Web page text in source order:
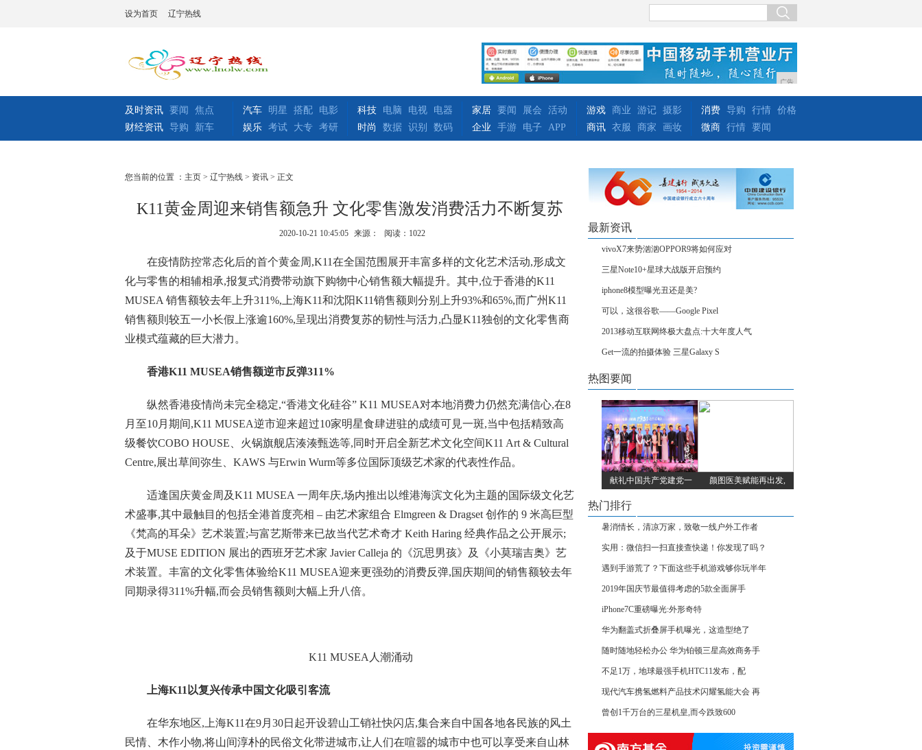
设为首页 辽宁热线
广告
及时资讯 要闻
焦点
财经资讯 导购 新车
汽车 明星 搭配
电影
娱乐 考试 大专 考研
科技 电脑 电视
电器
时尚
数据 识别 数码
家居 要闻 展会
活动
企业
手游 电子 APP
游戏 商业 游记 摄影
商讯 衣服 商家 画妆
消费 导购 行情 价格
微商 行情 要闻
您当前的位置 ： 主页 > 辽宁热线 > 资讯 > 正文
K11黄金周迎来销售额急升 文化零售激发消费活力不断复苏
2020-10-21 10:45:05 来源： 阅读：1022
在疫情防控常态化后的首个黄金周,K11在全国范围展开丰富多样的文化艺术活动,形成文
化与零售的相辅相承,报复式消费带动旗下购物中心销售额大幅提升。其中,位于香港的K11
MUSEA 销售额较去年上升311%,上海K11和沈阳K11销售额则分别上升93%和65%,而广州K11
销售额則较五一小长假上涨逾160%,呈现出消费复苏的韧性与活力,凸显K11独创的文化零售商
业模式蕴藏的巨大潜力。
香港K11 MUSEA销售额逆市反弹311%
纵然香港疫情尚未完全稳定,“香港文化硅谷” K11 MUSEA对本地消费力仍然充满信心,在8
月至10月期间,K11 MUSEA逆市迎来超过10家明星食肆进驻的成绩可見一斑,当中包括精致高
级餐饮COBO HOUSE、火锅旗舰店湊湊甄选等,同时开启全新艺术文化空间K11 Art & Cultural
Centre,展出草间弥生、KAWS 与Erwin Wurm等多位国际顶级艺术家的代表性作品。
适逢国庆黄金周及K11 MUSEA 一周年庆,场内推出以维港海滨文化为主题的国际级文化艺
术盛事,其中最触目的包括全港首度亮相 – 由艺术家组合 Elmgreen & Dragset 创作的 9 米高巨型
《梵高的耳朵》艺术装置;与富艺斯带来已故当代艺术奇才 Keith Haring 经典作品之公开展示;
及于MUSE EDITION 展出的西班牙艺术家 Javier Calleja 的《沉思男孩》及《小莫瑞吉奥》艺
术装置。丰富的文化零售体验给K11 MUSEA迎来更强劲的消费反弹,国庆期间的销售额较去年
同期录得311%升幅,而会员销售额则大幅上升八倍。
K11 MUSEA人潮涌动
上海K11以复兴传承中国文化吸引客流
在华东地区,上海K11在9月30日起开设碧山工销社快闪店,集合来自中国各地各民族的风土
民情、木作小物,将山间淳朴的民俗文化带进城市,让人们在喧嚣的城市中也可以享受来自山林
最新资讯
vivoX7来势汹汹OPPOR9将如何应对
三星Note10+星球大战版开启预约
iphone8模型曝光丑还是美?
可以，这很谷歌——Google Pixel
2013移动互联网终极大盘点:十大年度人气
Get一流的拍摄体验 三星Galaxy S
热图要闻
献礼中国共产党建党一 颜图医美赋能再出发,
热门排行
暑消情长，清凉万家，致敬一线户外工作者
实用：微信扫一扫直接查快递！你发现了吗？
遇到手游荒了？下面这些手机游戏够你玩半年
2019年国庆节最值得考虑的5款全面屏手
iPhone7C重磅曝光:外形奇特
华为翻盖式折叠屏手机曝光，这造型绝了
随时随地轻松办公 华为铂顿三星高效商务手
不足1万，地球最强手机HTC11发布，配
现代汽车携氢燃料产品技术闪耀氢能大会 再
曾创1千万台的三星机皇,而今跌致600